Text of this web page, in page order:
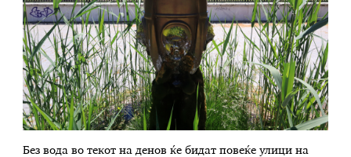
Без вода во текот на денов ќе бидат повеќе улици на